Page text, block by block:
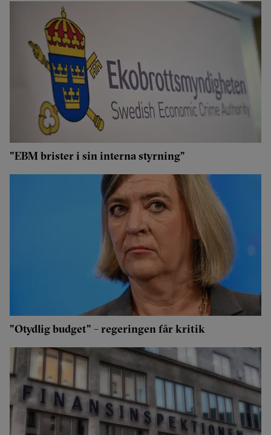
"EBM brister i sin interna styrning"
"Otydlig budget" – regeringen får kritik